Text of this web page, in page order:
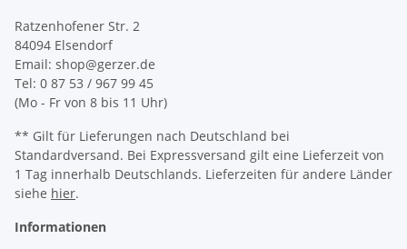
Ratzenhofener Str. 2
84094 Elsendorf
Email: shop@gerzer.de
Tel: 0 87 53 / 967 99 45
(Mo - Fr von 8 bis 11 Uhr)
** Gilt für Lieferungen nach Deutschland bei
Standardversand. Bei Expressversand gilt eine Lieferzeit von
1 Tag innerhalb Deutschlands. Lieferzeiten für andere Länder
siehe hier.
Informationen